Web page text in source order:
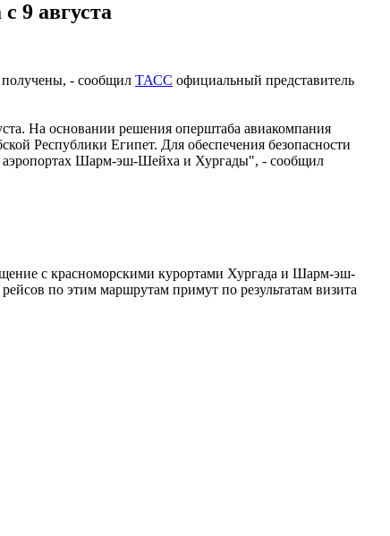
9 августа
получены, - сообщил ТАСС официальный представитель
На основании решения оперштаба авиакомпания
Республики Египет. Для обеспечения безопасности
аэропортах Шарм-эш-Шейха и Хургады", - сообщил
с красноморскими курортами Хургада и Шарм-эш-
по этим маршрутам примут по результатам визита